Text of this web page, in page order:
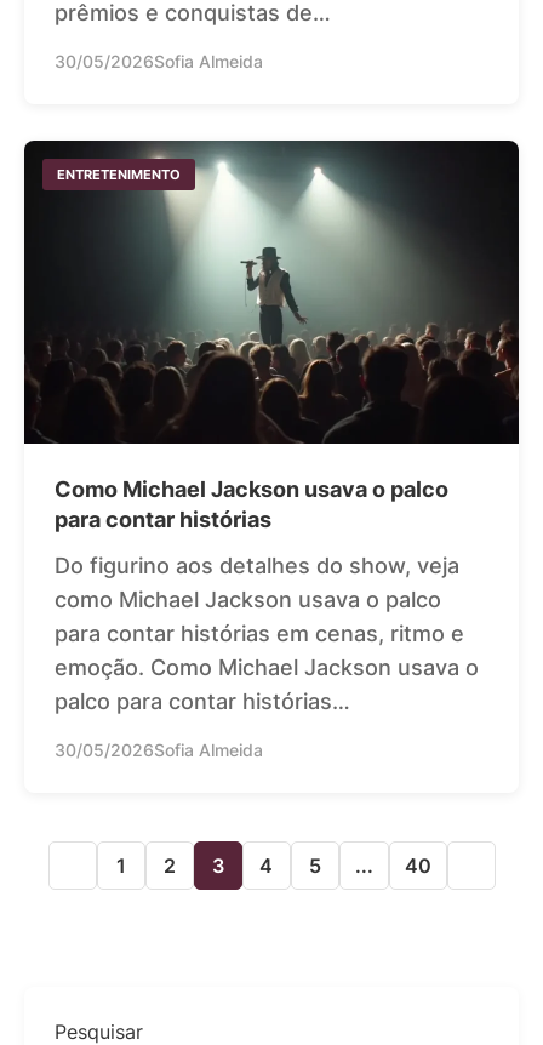
prêmios e conquistas de…
30/05/2026Sofia Almeida
ENTRETENIMENTO
Como Michael Jackson usava o palco
para contar histórias
Do figurino aos detalhes do show, veja
como Michael Jackson usava o palco
para contar histórias em cenas, ritmo e
emoção. Como Michael Jackson usava o
palco para contar histórias…
30/05/2026Sofia Almeida
1 2 3 4 5 ... 40
Pesquisar